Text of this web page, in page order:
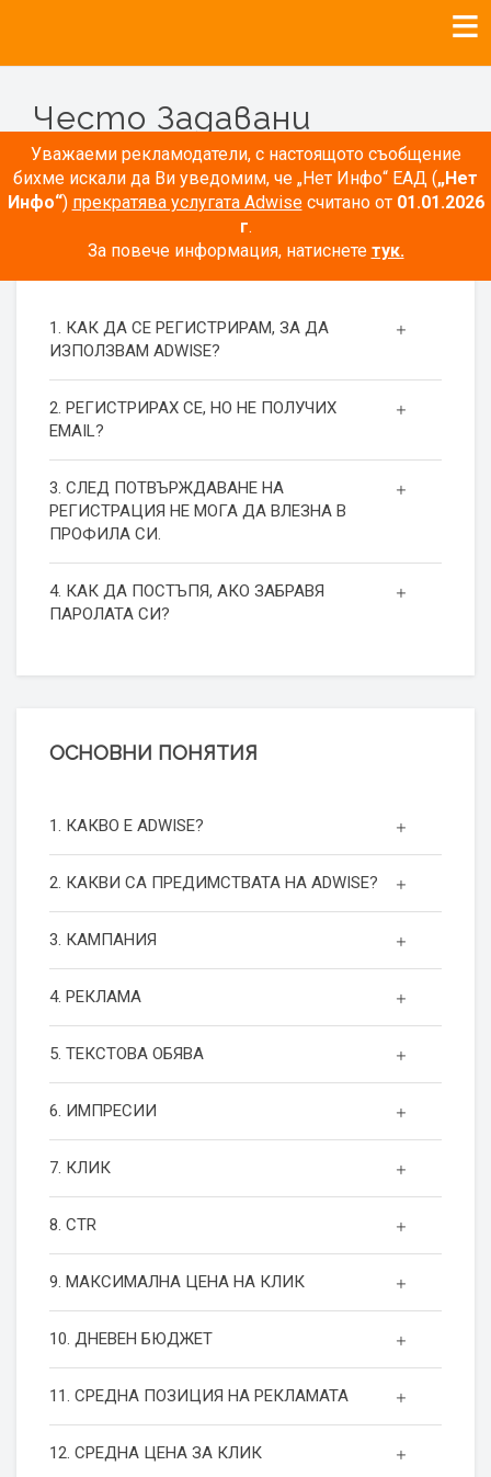
Уважаеми рекламодатели, с настоящото съобщение
бихме искали да Ви уведомим, че „Нет Инфо“ ЕАД („Нет
Инфо“) прекратява услугата Adwiseсчитано от 01.01.2026
г.
За повече информация, натиснете тук.
Често Задавани
Въпроси
РЕГИСТРАЦИЯ
1. КАК ДА СЕ РЕГИСТРИРАМ, ЗА ДА
ИЗПОЛЗВАМ ADWISE?
2. РЕГИСТРИРАХ СЕ, НО НЕ ПОЛУЧИХ
EMAIL?
3. СЛЕД ПОТВЪРЖДАВАНЕ НА
РЕГИСТРАЦИЯ НЕ МОГА ДА ВЛЕЗНА В
ПРОФИЛА СИ.
4. КАК ДА ПОСТЪПЯ, АКО ЗАБРАВЯ
ПАРОЛАТА СИ?
ОСНОВНИ ПОНЯТИЯ
1. КАКВО Е ADWISE?
2. КАКВИ СА ПРЕДИМСТВАТА НА ADWISE?
3. КАМПАНИЯ
4. РЕКЛАМА
5. ТЕКСТОВА ОБЯВА
6. ИМПРЕСИИ
7. КЛИК
8. CTR
9. МАКСИМАЛНА ЦЕНА НА КЛИК
10. ДНЕВЕН БЮДЖЕТ
11. СРЕДНА ПОЗИЦИЯ НА РЕКЛАМАТА
12. СРЕДНА ЦЕНА ЗА КЛИК